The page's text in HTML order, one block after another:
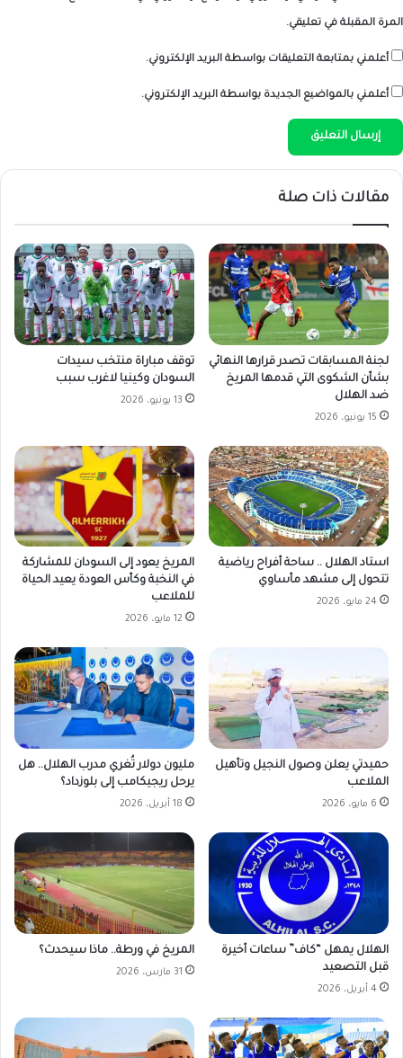
المرة المقبلة في تعليقي.
أعلمني بمتابعة التعليقات بواسطة البريد الإلكتروني.
أعلمني بالمواضيع الجديدة بواسطة البريد الإلكتروني.
مقالات ذات صلة
لجنة المسابقات تصدر قرارها النهائي
بشأن الشكوى التي قدمها المريخ
ضد الهلال
15 يونيو، 2026
توقف مباراة منتخب سيدات
السودان وكينيا لاغرب سبب
13 يونيو، 2026
استاد الهلال .. ساحة أفراح رياضية
تتحول إلى مشهد مأساوي
24 مايو، 2026
المريخ يعود إلى السودان للمشاركة
في النخبة وكأس العودة يعيد الحياة
للملاعب
12 مايو، 2026
حميدتي يعلن وصول النجيل وتأهيل
الملاعب
6 مايو، 2026
مليون دولار تُغري مدرب الهلال.. هل
يرحل ريجيكامب إلى بلوزداد؟
18 أبريل، 2026
الهلال يمهل “كاف” ساعات أخيرة
قبل التصعيد
4 أبريل، 2026
المريخ في ورطة.. ماذا سيحدث؟
31 مارس، 2026